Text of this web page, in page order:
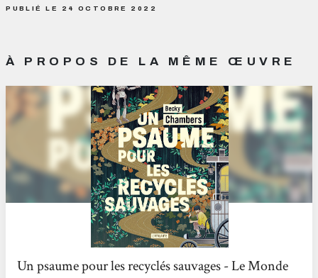
PUBLIÉ LE 24 OCTOBRE 2022
À PROPOS DE LA MÊME ŒUVRE
Un psaume pour les recyclés sauvages - Le Monde